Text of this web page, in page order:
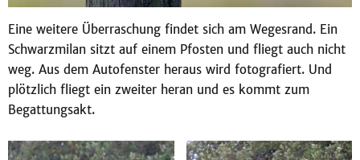
Eine weitere Überraschung findet sich am Wegesrand. Ein
Schwarzmilan sitzt auf einem Pfosten und fliegt auch nicht
weg. Aus dem Autofenster heraus wird fotografiert. Und
plötzlich fliegt ein zweiter heran und es kommt zum
Begattungsakt.